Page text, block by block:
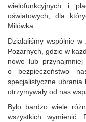
wielofunkcyjnych i
oświatowych, dla
Milówka.
Działaliśmy wspólnie
Pożarnych, gdzie w
nowe lub
o bezpieczeństwo
specjalistyczne
otrzymywały od nas
Było bardzo wiele
wszystkich wymienić.